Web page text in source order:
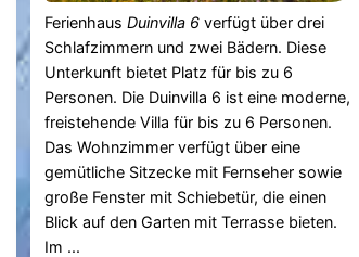
Ferienhaus Duinvilla 6verfügt über drei
Schlafzimmern und zwei Bädern. Diese
Unterkunft bietet Platz für bis zu 6
Personen. Die Duinvilla 6 ist eine moderne,
freistehende Villa für bis zu 6 Personen.
Das Wohnzimmer verfügt über eine
gemütliche Sitzecke mit Fernseher sowie
große Fenster mit Schiebetür, die einen
Blick auf den Garten mit Terrasse bieten.
Im ...